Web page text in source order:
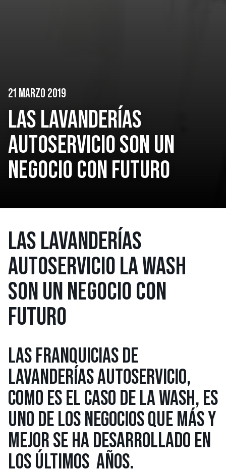
21 MARZO 2019
LAS LAVANDERÍAS
AUTOSERVICIO SON UN
NEGOCIO CON FUTURO
LAS LAVANDERÍAS
AUTOSERVICIO LA WASH
SON UN NEGOCIO CON
FUTURO
LAS FRANQUICIAS DE
LAVANDERÍAS AUTOSERVICIO,
COMO ES EL CASO DE LA WASH, ES
UNO DE LOS NEGOCIOS QUE MÁS Y
MEJOR SE HA DESARROLLADO EN
LOS ÚLTIMOS AÑOS.